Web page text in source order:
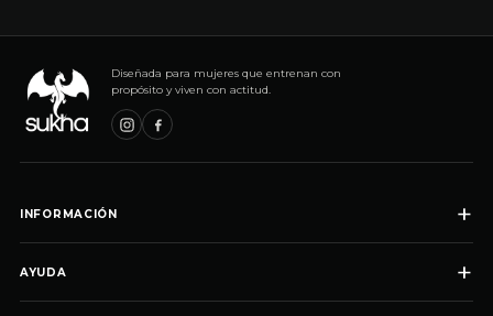
Diseñada para mujeres que entrenan con
propósito y viven con actitud.
INFORMACIÓN +
AYUDA
+